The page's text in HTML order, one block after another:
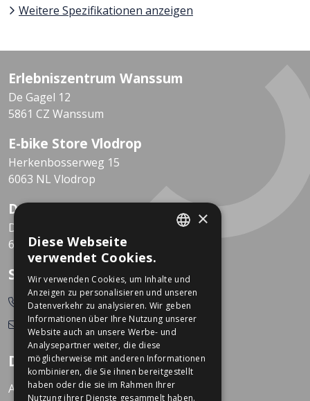
Weitere Spezifikationen anzeigen
Erlebniszentrum Wanssum
De Gagel 12
5861 CZ Wanssum
E-bike Store Vlodrop
Herkenbosserweg 15
6063 NL Vlodrop
Dekkers Valkenburg
De Leeuwhof 7
6301 KZ Valkenburg
So erreichen Sie uns
0478-532166
info@dekkerstweewielers.nl
Dekkers Zweiräder
Arbeiten bei Dekkers
×
Diese Webseite
verwendet Cookies.
Wir verwenden Cookies, um Inhalte und
Anzeigen zu personalisieren und unseren
Datenverkehr zu analysieren. Wir geben
Informationen über Ihre Nutzung unserer
Website auch an unsere Werbe- und
Analysepartner weiter, die diese
möglicherweise mit anderen Informationen
kombinieren, die Sie ihnen bereitgestellt
haben oder die sie im Rahmen Ihrer
Nutzung ihrer Dienste gesammelt haben.